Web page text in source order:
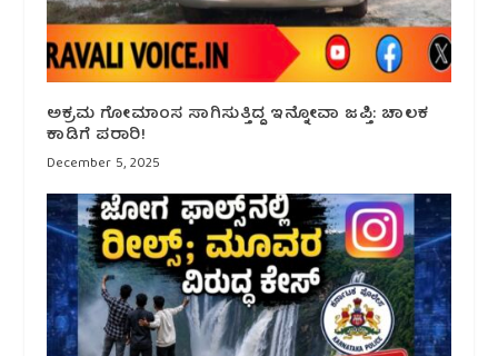
ಅಕ್ರಮ ಗೋಮಾಂಸ ಸಾಗಿಸುತ್ತಿದ್ದ ಇನ್ನೋವಾ ಜಪ್ತಿ: ಚಾಲಕ
ಕಾಡಿಗೆ ಪರಾರಿ!
December 5, 2025